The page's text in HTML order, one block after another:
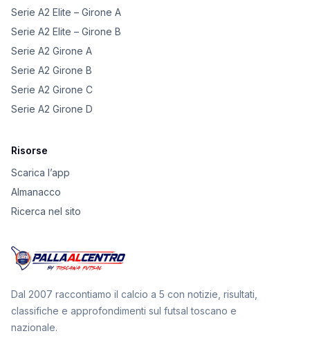
Serie A2 Elite – Girone A
Serie A2 Elite – Girone B
Serie A2 Girone A
Serie A2 Girone B
Serie A2 Girone C
Serie A2 Girone D
Risorse
Scarica l’app
Almanacco
Ricerca nel sito
Dal 2007 raccontiamo il calcio a 5 con notizie, risultati,
classifiche e approfondimenti sul futsal toscano e
nazionale.